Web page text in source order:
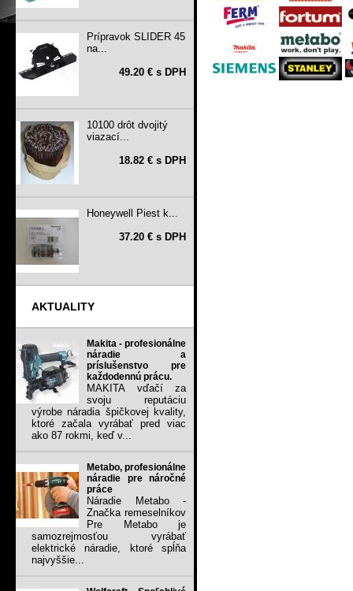
Prípravok SLIDER 45
na...
49.20 € s DPH
10100 drôt dvojitý
viazací...
18.82 € s DPH
Honeywell Piest k...
37.20 € s DPH
AKTUALITY
Makita - profesionálne
náradie a
príslušenstvo pre
každodennú prácu.
MAKITA vďačí za
svoju reputáciu
výrobe náradia špičkovej kvality,
ktoré začala vyrábať pred viac
ako 87 rokmi, keď v...
Metabo, profesionálne
náradie pre náročné
práce
Náradie Metabo -
Značka remeselníkov
Pre Metabo je
samozrejmosťou vyrábať
elektrické náradie, ktoré spĺňa
najvyššie...